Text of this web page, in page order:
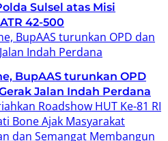
Sulsel atas Misi
42-500
BupAAS turunkan OPD
Jalan Indah Perdana